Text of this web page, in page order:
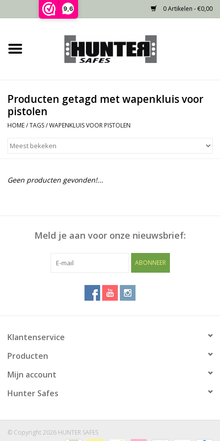
9,6 0 Artikelen - €0,00
Home
Gecertificeerd
Niet gecertificeerd
Recente projecten
Producten getagd met wapenkluis voor
pistolen
HOME/TAGS/WAPENKLUIS VOOR PISTOLEN
Geen producten gevonden!...
Meld je aan voor onze nieuwsbrief:
ABONNEER
Klantenservice
Producten
Mijn account
Hunter Safes
© Copyright 2026 HUNTER SAFES